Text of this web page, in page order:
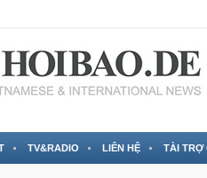
TV&RADIO LIÊN HỆ TÀI TRỢ